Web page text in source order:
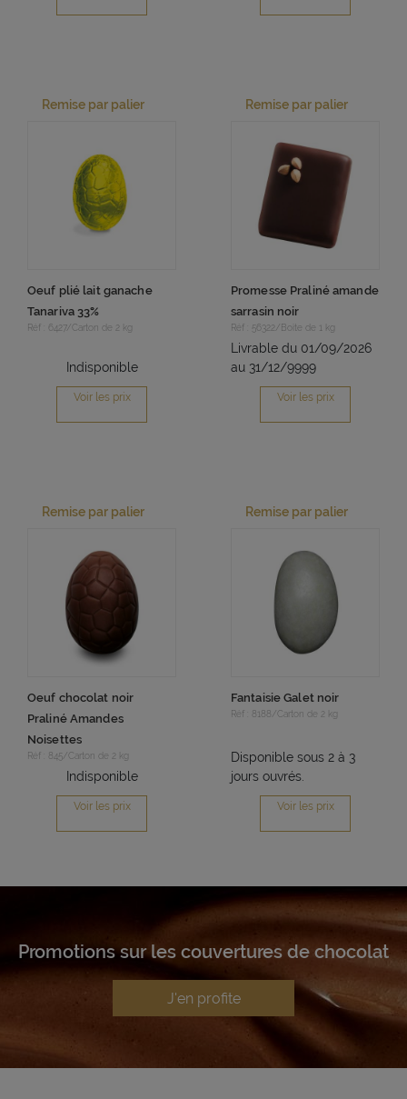
Remise par palier
Oeuf plié lait ganache
Tanariva 33%
Réf : 6427/Carton de 2 kg
Indisponible
Voir les prix
Remise par palier
Promesse Praliné amande
sarrasin noir
Réf : 56322/Boite de 1 kg
Livrable du 01/09/2026
au 31/12/9999
Voir les prix
Remise par palier
Oeuf chocolat noir
Praliné Amandes
Noisettes
Réf : 845/Carton de 2 kg
Indisponible
Voir les prix
Remise par palier
Fantaisie Galet noir
Réf : 8188/Carton de 2 kg
Disponible sous 2 à 3
jours ouvrés.
Voir les prix
Promotions sur les couvertures de chocolat
J'en profite